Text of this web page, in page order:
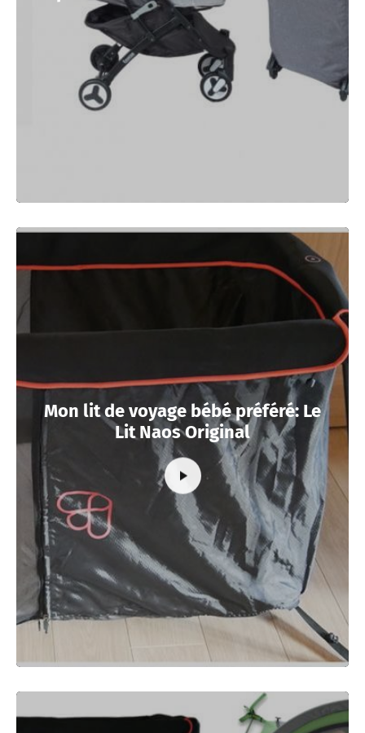
Mon lit de voyage bébé préféré: Le
Lit Naos Original